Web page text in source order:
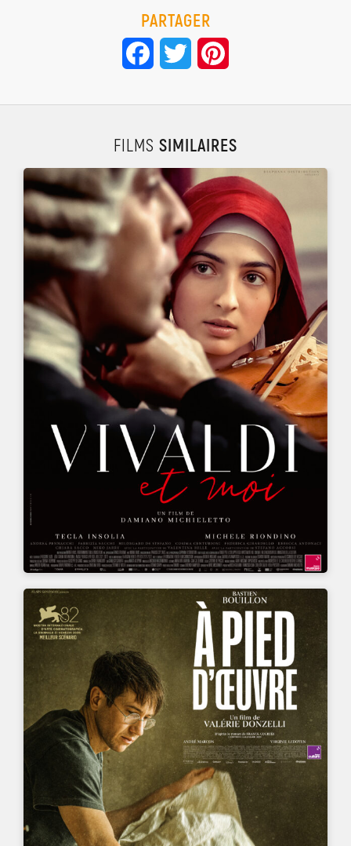
PARTAGER
Facebook Twitter
FILMS SIMILAIRES
UN FILM DE
DAMIANO MICHIELETTO
UN FILM DE
VALÉRIE DONZELLI